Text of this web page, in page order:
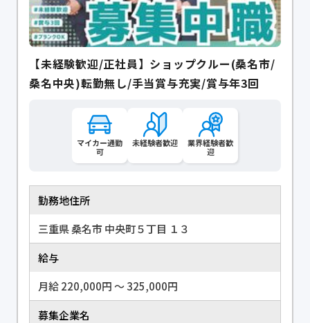
【未経験歓迎/正社員】ショップクルー(桑名市/
桑名中央)転勤無し/手当賞与充実/賞与年3回
マイカー通勤
可
未経験者歓迎
業界経験者歓
迎
勤務地住所
三重県 桑名市 中央町５丁目 １３
給与
月給 220,000円 〜 325,000円
募集企業名